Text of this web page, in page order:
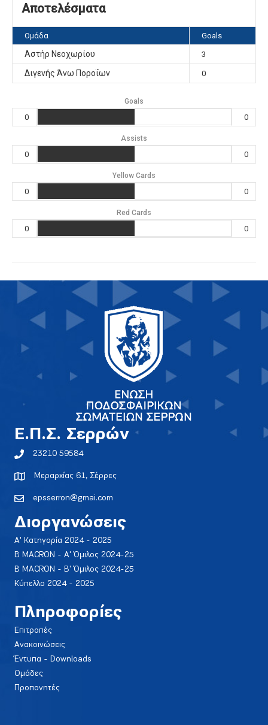
Αποτελέσματα
Ομάδα Goals
Αστήρ Νεοχωρίου 3
Διγενής Άνω Ποροΐων 0
Goals
0 0
Assists
0 0
Yellow Cards
0 0
Red Cards
0 0
E.Π.Σ. Σερρών
23210 59584
Μεραρχίας 61, Σέρρες
epsserron@gmai.com
Διοργανώσεις
Α' Κατηγορία 2024 - 2025
Β MACRON - Α' Όμιλος 2024-25
Β MACRON - Β' Όμιλος 2024-25
Κύπελλο 2024 - 2025
Πληροφορίες
Επιτροπές
Ανακοινώσεις
Έντυπα - Downloads
Ομάδες
Προπονητές